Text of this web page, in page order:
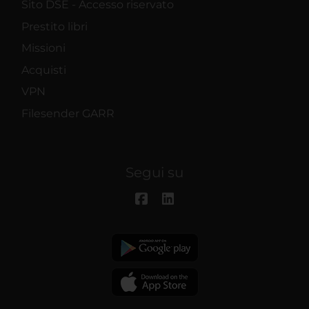
Sito DSE - Accesso riservato
Prestito libri
Missioni
Acquisti
VPN
Filesender GARR
Segui su